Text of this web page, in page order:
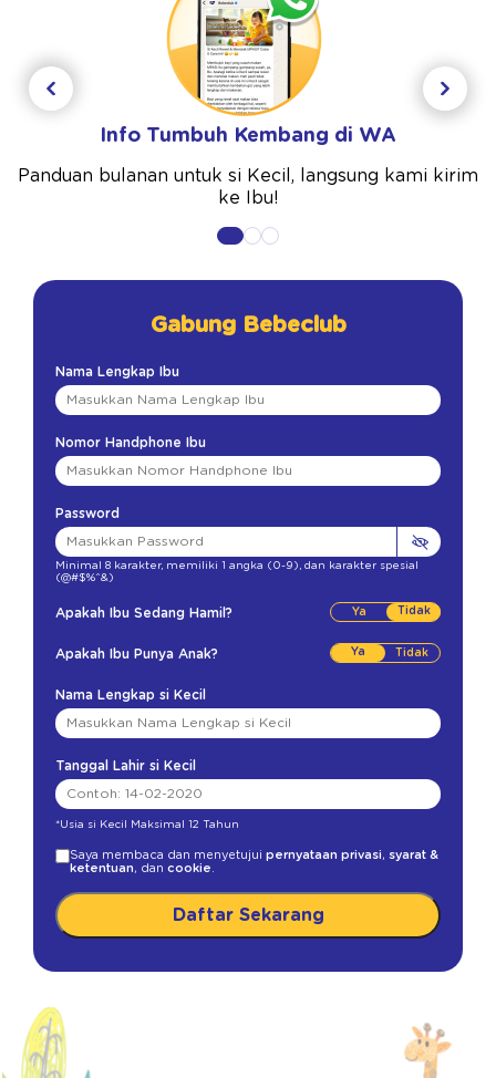
Info Tumbuh Kembang di WA
Panduan bulanan untuk si Kecil, langsung kami kirim
ke Ibu!
Gabung Bebeclub
Nama Lengkap Ibu
Nomor Handphone Ibu
Password
Minimal 8 karakter, memiliki 1 angka (0-9) , dan karakter spesial
(@#$%^&)
Apakah Ibu Sedang Hamil? Tidak
Apakah Ibu Punya Anak? Ya
Nama Lengkap si Kecil
Tanggal Lahir si Kecil
*Usia si Kecil Maksimal 12 Tahun
Saya membaca dan menyetujui pernyataan privasi, syarat &
ketentuan, dan cookie
Daftar Sekarang